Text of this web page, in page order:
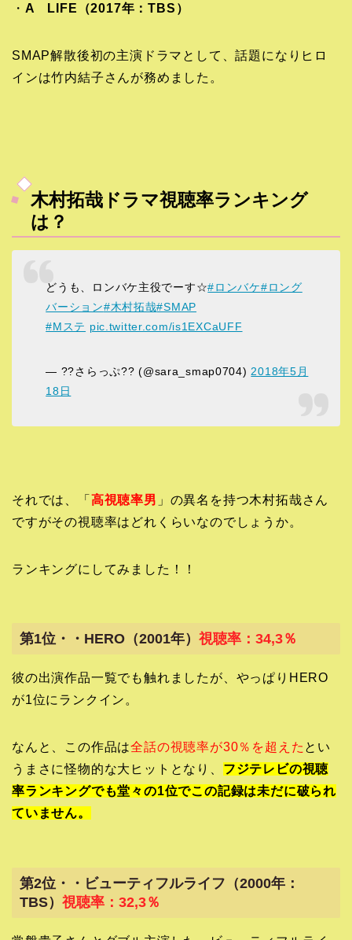
・ A LIFE（2017年：TBS）
SMAP解散後初の主演ドラマとして、話題になりヒロ
インは竹内結子さんが務めました。
木村拓哉ドラマ視聴率ランキング
は？
どうも、ロンバケ主役でーす☆#ロンバケ#ロング
バーション#木村拓哉#SMAP
#Mステ pic.twitter.com/is1EXCaUFF
— ??さらっぷ?? (@sara_smap0704) 2018年5月
18日
それでは、「 高視聴率男 」の異名を持つ木村拓哉さん
ですがその視聴率はどれくらいなのでしょうか。
ランキングにしてみました！！
第1位・・HERO（2001年） 視聴率：34,3％
彼の出演作品一覧でも触れましたが、やっぱりHERO
が1位にランクイン。
なんと、この作品は全話の視聴率が30％を超えた とい
うまさに怪物的な大ヒットとなり、 フジテレビの視聴
率ランキングでも堂々の1位でこの記録は未だに破られ
ていません。
第2位・・ビューティフルライフ（2000年：
TBS） 視聴率：32,3％